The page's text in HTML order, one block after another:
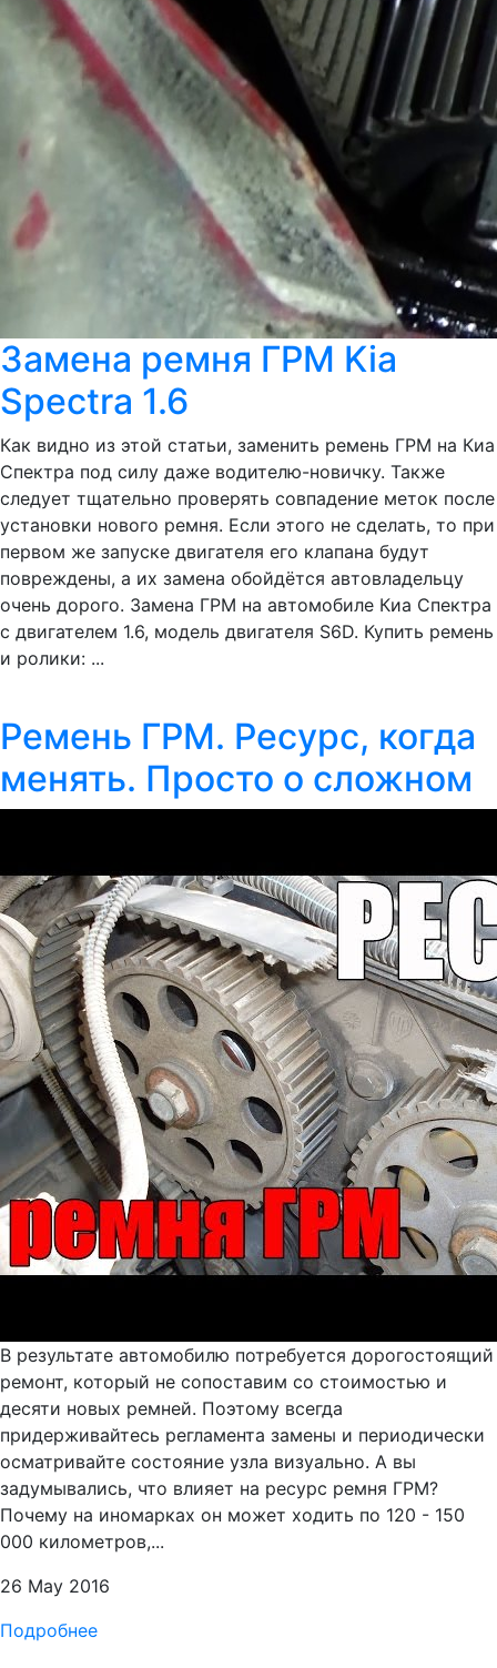
Замена ремня ГРМ Kia
Spectra 1.6
Как видно из этой статьи, заменить ремень ГРМ на Киа
Спектра под силу даже водителю-новичку. Также
следует тщательно проверять совпадение меток после
установки нового ремня. Если этого не сделать, то при
первом же запуске двигателя его клапана будут
повреждены, а их замена обойдётся автовладельцу
очень дорого. Замена ГРМ на автомобиле Киа Спектра
с двигателем 1.6, модель двигателя S6D. Купить ремень
и ролики: ...
Ремень ГРМ. Ресурс, когда
менять. Просто о сложном
В результате автомобилю потребуется дорогостоящий
ремонт, который не сопоставим со стоимостью и
десяти новых ремней. Поэтому всегда
придерживайтесь регламента замены и периодически
осматривайте состояние узла визуально. А вы
задумывались, что влияет на ресурс ремня ГРМ?
Почему на иномарках он может ходить по 120 - 150
000 километров,...
26 May 2016
Подробнее